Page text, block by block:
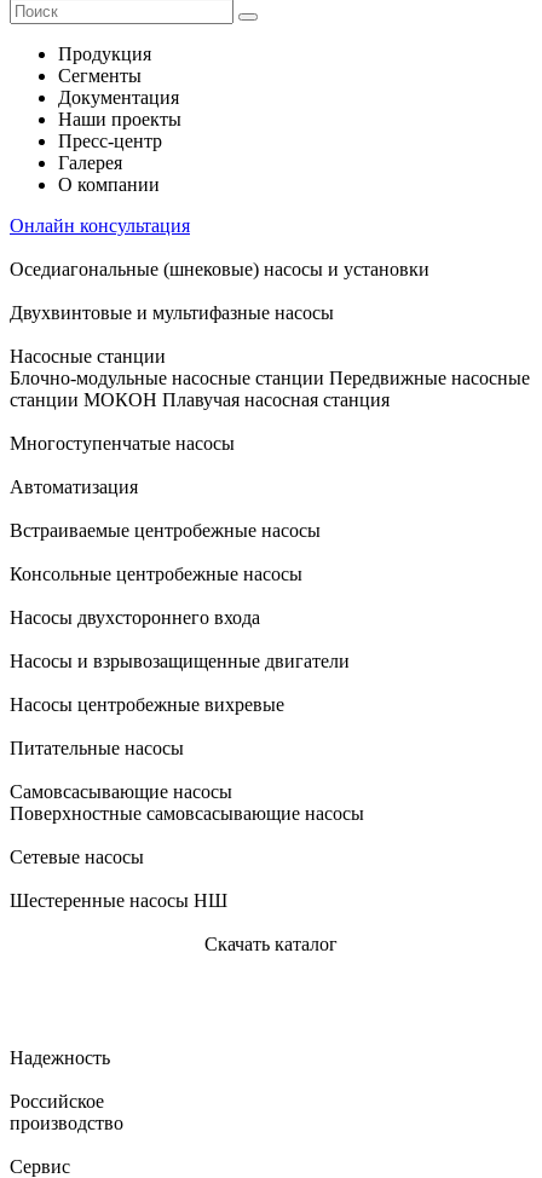
Продукция
Сегменты
Документация
Наши проекты
Пресс-центр
Галерея
О компании
Онлайн консультация
Оседиагональные (шнековые) насосы и установки
Двухвинтовые и мультифазные насосы
Насосные станции
Блочно-модульные насосные станции Передвижные насосные
станции МОКОН Плавучая насосная станция
Многоступенчатые насосы
Автоматизация
Встраиваемые центробежные насосы
Консольные центробежные насосы
Насосы двухстороннего входа
Насосы и взрывозащищенные двигатели
Насосы центробежные вихревые
Питательные насосы
Самовсасывающие насосы
Поверхностные самовсасывающие насосы
Сетевые насосы
Шестеренные насосы НШ
Скачать каталог
Надежность
Российское
производство
Сервис